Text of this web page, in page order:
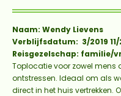
Naam: Wendy Lievens
Verblijfsdatum: 3/2019 11/
Reisgezelschap: familie/
Toplocatie voor zowel mens
ontstressen. Ideaal om als
direct in het huis vertrekken.